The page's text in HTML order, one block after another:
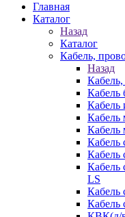
Главная
Каталог
Назад
Каталог
Кабель,
Назад
Кабель
Кабель
LS
Кабель